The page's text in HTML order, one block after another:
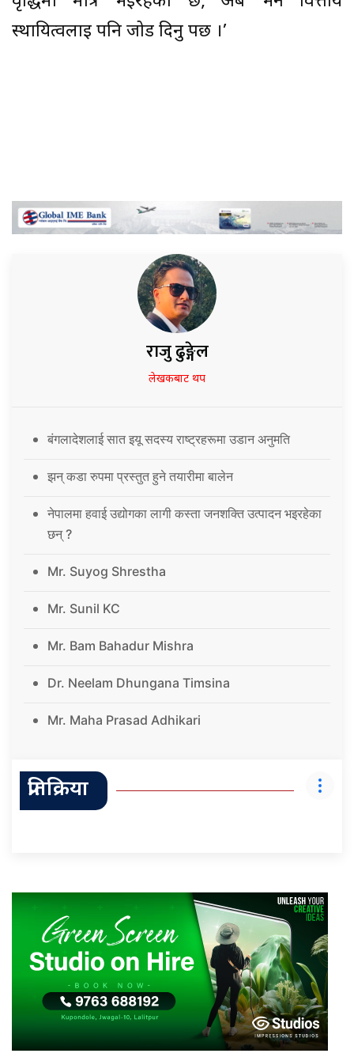
स्थायित्वलाई पनि जोड दिनु पर्छ ।’
राजु ढुङ्गेल
लेखकबाट थप
बंगलादेशलाई सात इयू सदस्य राष्ट्रहरूमा उडान अनुमति
झन् कडा रुपमा प्रस्तुत हुने तयारीमा बालेन
नेपालमा हवाई उद्योगका लागी कस्ता जनशक्ति उत्पादन भइरहेका
छन् ?
Mr. Suyog Shrestha
Mr. Sunil KC
Mr. Bam Bahadur Mishra
Dr. Neelam Dhungana Timsina
Mr. Maha Prasad Adhikari
प्रतिक्रिया